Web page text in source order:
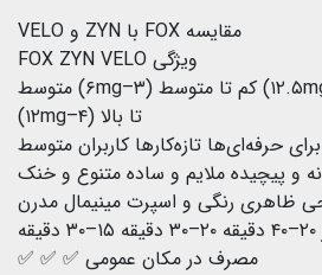
مقایسه FOX با ZYN و VELO
ویژگی FOX ZYN VELO
شدت نیکوتین بالا (تا ۱۲.۵mg) کم تا متوسط (۳–۶mg) متوسط
تا بالا (۴–۱۲mg)
حرفه‌ای‌ها تازه‌کارها کاربران متوسط
و پیچیده ملایم و ساده متنوع و خنک
ظاهری رنگی و اسپرت مینیمال مدرن
مصرف در مکان عمومی ✅ ✅ ✅